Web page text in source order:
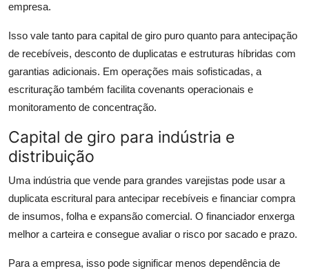
empresa.
Isso vale tanto para capital de giro puro quanto para antecipação
de recebíveis, desconto de duplicatas e estruturas híbridas com
garantias adicionais. Em operações mais sofisticadas, a
escrituração também facilita covenants operacionais e
monitoramento de concentração.
Capital de giro para indústria e
distribuição
Uma indústria que vende para grandes varejistas pode usar a
duplicata escritural para antecipar recebíveis e financiar compra
de insumos, folha e expansão comercial. O financiador enxerga
melhor a carteira e consegue avaliar o risco por sacado e prazo.
Para a empresa, isso pode significar menos dependência de